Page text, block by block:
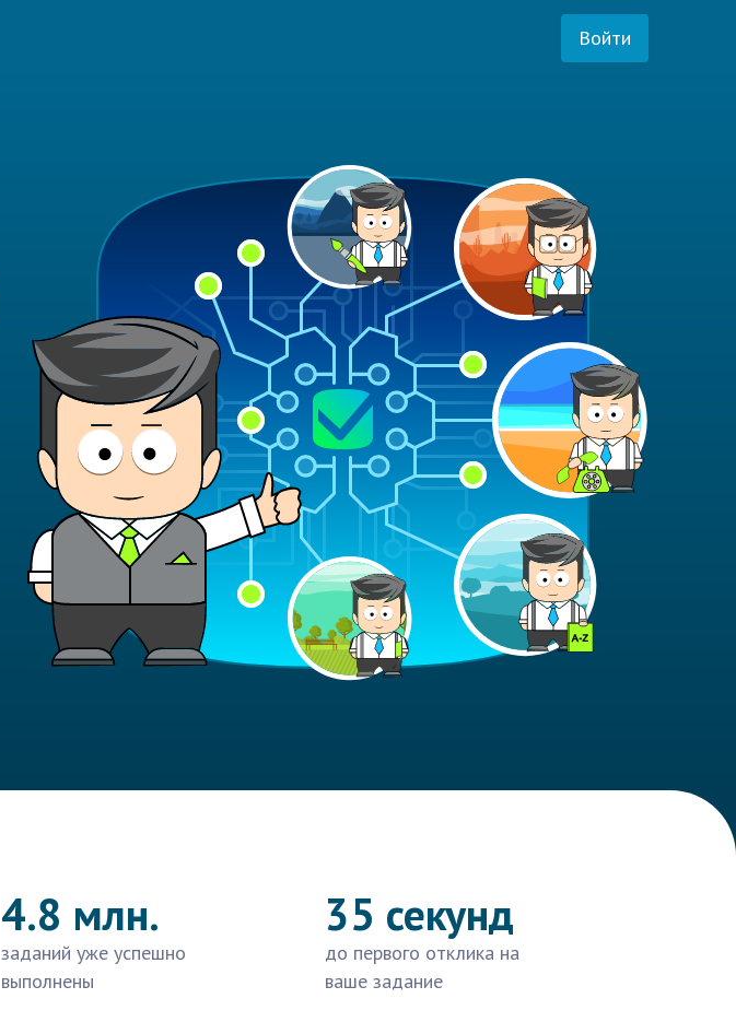
Войти
4.8 млн.
заданий уже успешно
выполнены
35 секунд
до первого отклика на
ваше задание